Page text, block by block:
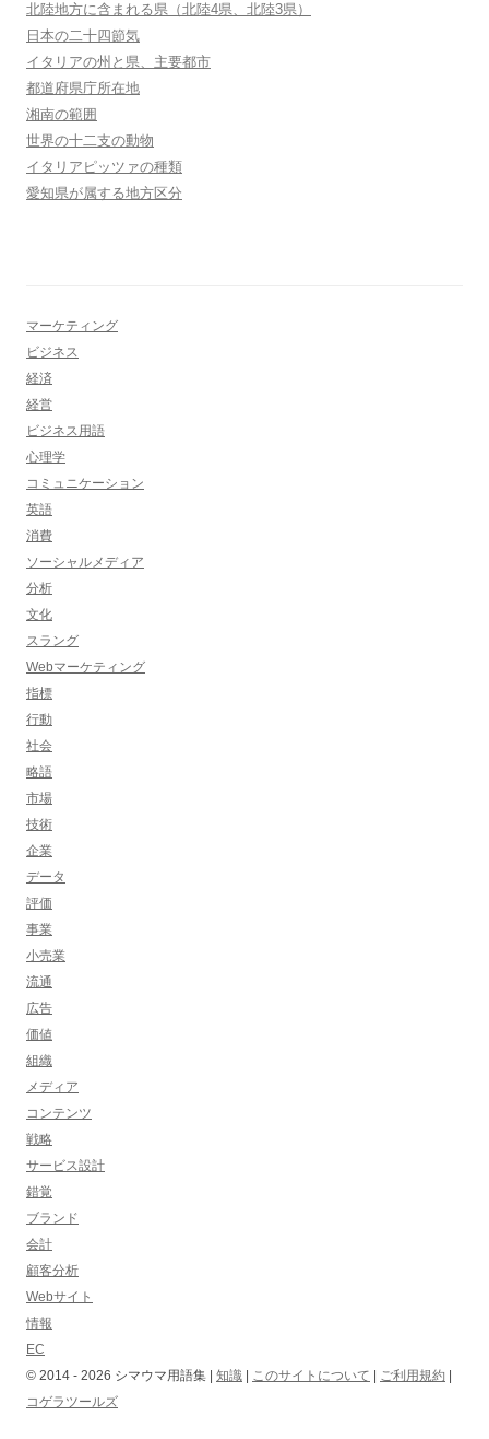
北陸地方に含まれる県（北陸4県、北陸3県）
日本の二十四節気
イタリアの州と県、主要都市
都道府県庁所在地
湘南の範囲
世界の十二支の動物
イタリアピッツァの種類
愛知県が属する地方区分
マーケティング
ビジネス
経済
経営
ビジネス用語
心理学
コミュニケーション
英語
消費
ソーシャルメディア
分析
文化
スラング
Webマーケティング
指標
行動
社会
略語
市場
技術
企業
データ
評価
事業
小売業
流通
広告
価値
組織
メディア
コンテンツ
戦略
サービス設計
錯覚
ブランド
会計
顧客分析
Webサイト
情報
EC
© 2014 - 2026 シマウマ用語集 | 知識 このサイトについて ご利用規約
コゲラツールズ